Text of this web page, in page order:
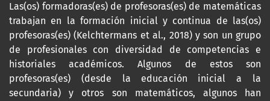
Las(os) formadoras(es) de profesoras(es) de matemáticas
trabajan en la formación inicial y continua de las(os)
profesoras(es) (Kelchtermans et al., 2018) y son un grupo
de profesionales con diversidad de competencias e
historiales académicos. Algunos de estos son
profesoras(es) (desde la educación inicial a la
secundaria) y otros son matemáticos, algunos han